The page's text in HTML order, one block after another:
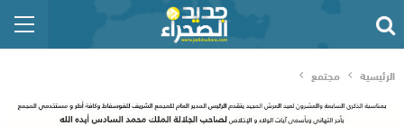
الرئيسية مجتمع